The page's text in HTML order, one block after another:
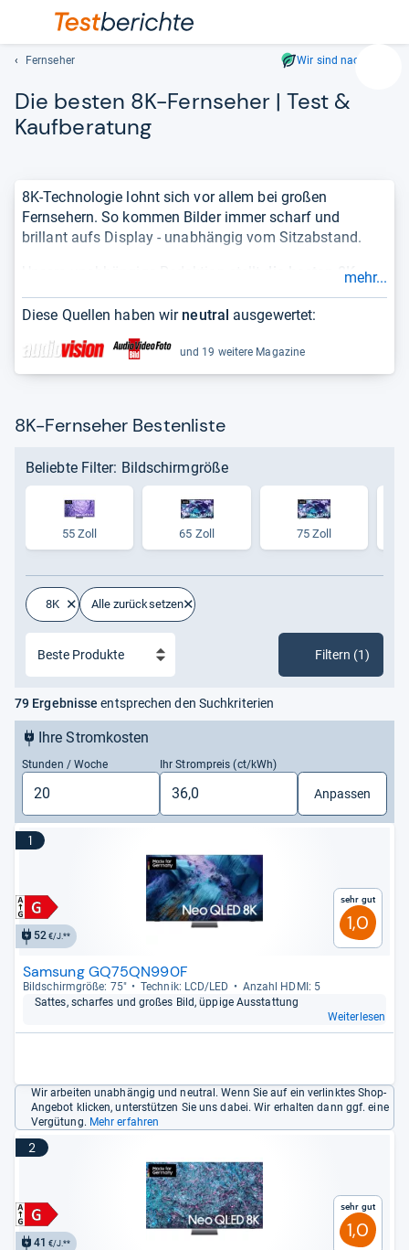
und
lassen
Fernseher Wir sind nachhaltig
Die bes­ten 8K-​Fern­se­her | Test &
Kauf­be­ra­tung
8K-Technologie lohnt sich vor allem bei großen
Fernsehern. So kommen Bilder immer scharf und
brillant aufs Display - unabhängig vom Sitzabstand.
die besten 8K-
Bestenlistefür Sie bereit. Damit Sie sich einen
eines Produktes verschaffen können, berücksichtigen
wirTestergebnisseaus Fachmagazinen und zeigen die
mehr...
Diese Quellen haben wir neutral ausgewertet:
und 19 weitere Magazine
8K-Fernseher Bestenliste
Beliebte Filter: Bildschirmgröße
55 Zoll 65 Zoll 75 Zoll
8K Alle zurücksetzen
Filtern (1)
79 Ergebnisse entsprechen den Suchkriterien
Ihre Stromkosten
Stunden / Woche Ihr Strompreis (ct/kWh)
Anpassen
1
52€/J.**
Sehr gut
1,0
Samsung GQ75QN990F
Bild­schirm­größe: 75" Tech­nik: LCD/LED
Anzahl HDMI: 5
Sat­tes, schar­fes und großes Bild, üppige Aus­stat­tung
Weiterlesen
Wir arbeiten unabhängig und neutral. Wenn Sie auf ein verlinktes Shop-
Angebot klicken, unterstützen Sie uns dabei. Wir erhalten dann ggf. eine
Vergütung. Mehr erfahren
2
41 €/J.**
Sehr gut
1,0